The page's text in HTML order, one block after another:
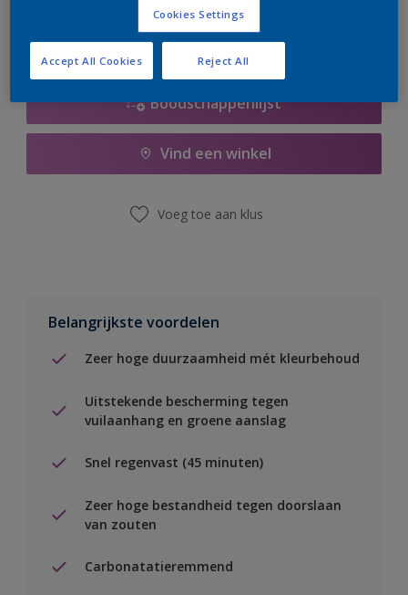
Boodschappenlijst
Vind een winkel
Voeg toe aan klus
Belangrijkste voordelen
Zeer hoge duurzaamheid mét kleurbehoud
Uitstekende bescherming tegen
vuilaanhang en groene aanslag
Snel regenvast (45 minuten)
Zeer hoge bestandheid tegen doorslaan
van zouten
Carbonatatieremmend
Cookies Settings
Reject All
Accept All Cookies